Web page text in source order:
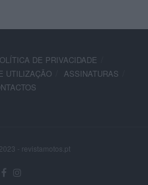
DE PRIVACIDADE
UTILIZAÇÃO
ASSINATURAS
- revistamotos.pt